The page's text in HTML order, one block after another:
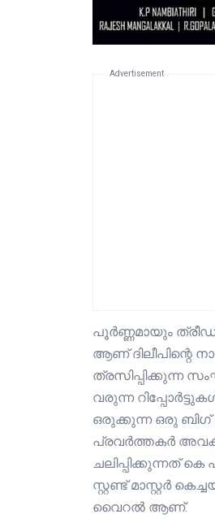
Advertisement
പൂർണ്ണമായും
ആണ് ദിലീപിന്റെ
ത്രസിപ്പിക്കുന്ന
വരുന്ന
ഒരുക്കുന്ന ഒരു ബിഗ്
പ്രവർത്തകർ
ചലിപ്പിക്കുന്നത്
സ്റ്റണ്ട് മാസ്റ്റർ
വൈറൽ ആണ്.